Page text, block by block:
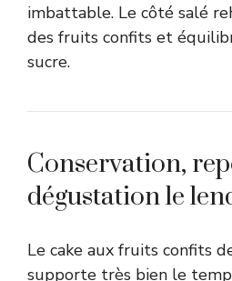
imbattable. Le côté salé
des fruits confits et
sucre.
Conservation,
dégustation le
Le cake aux fruits confits
supporte très bien le